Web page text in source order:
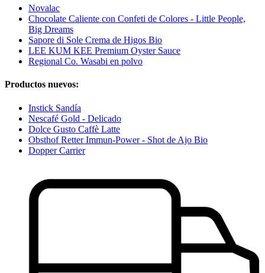
Novalac
Chocolate Caliente con Confeti de Colores - Little People,
Big Dreams
Sapore di Sole Crema de Higos Bio
LEE KUM KEE Premium Oyster Sauce
Regional Co. Wasabi en polvo
Productos nuevos:
Instick Sandía
Nescafé Gold - Delicado
Dolce Gusto Caffè Latte
Obsthof Retter Immun-Power - Shot de Ajo Bio
Dopper Carrier